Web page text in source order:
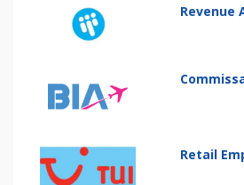
Revenue
Retail